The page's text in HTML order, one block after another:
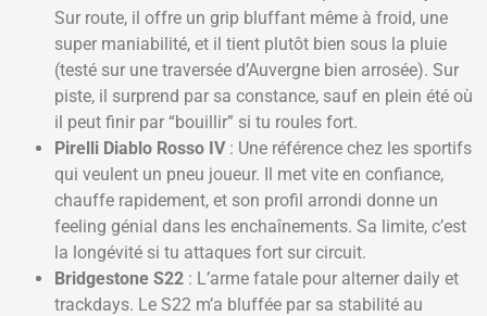
Sur route, il offre un grip bluffant même à froid, une
super maniabilité, et il tient plutôt bien sous la pluie
(testé sur une traversée d’Auvergne bien arrosée). Sur
piste, il surprend par sa constance, sauf en plein été où
il peut finir par “bouillir” si tu roules fort.
Pirelli Diablo Rosso IV: Une référence chez les sportifs
qui veulent un pneu joueur. Il met vite en confiance,
chauffe rapidement, et son profil arrondi donne un
feeling génial dans les enchaînements. Sa limite, c’est
la longévité si tu attaques fort sur circuit.
Bridgestone S22 : L’arme fatale pour alterner daily et
trackdays. Le S22 m’a bluffée par sa stabilité au